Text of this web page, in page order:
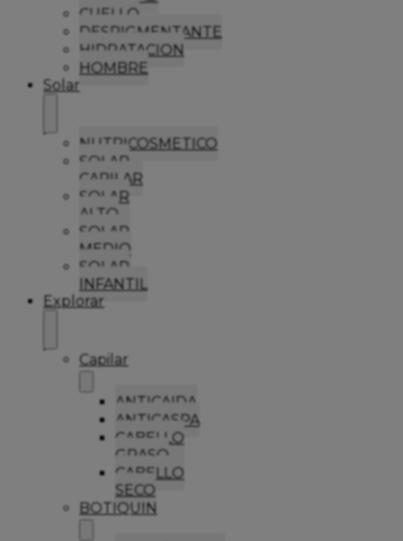
CUELLO
DESPIGMENTANTE
HIDRATACION
HOMBRE
Solar
NUTRICOSMETICO
SOLAR
CAPILAR
SOLAR
ALTO
SOLAR
MEDIO
SOLAR
INFANTIL
Explorar
Capilar
ANTICAIDA
ANTICASPA
CABELLO
GRASO
CABELLO
SECO
BOTIQUIN